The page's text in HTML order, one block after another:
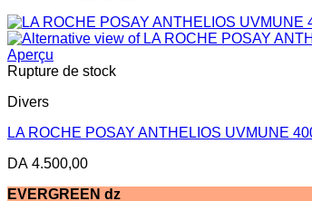
Aperçu
Rupture de stock
Divers
LA ROCHE POSAY ANTHELIOS UVMUNE
DA 4.500,00
EVERGREEN dz